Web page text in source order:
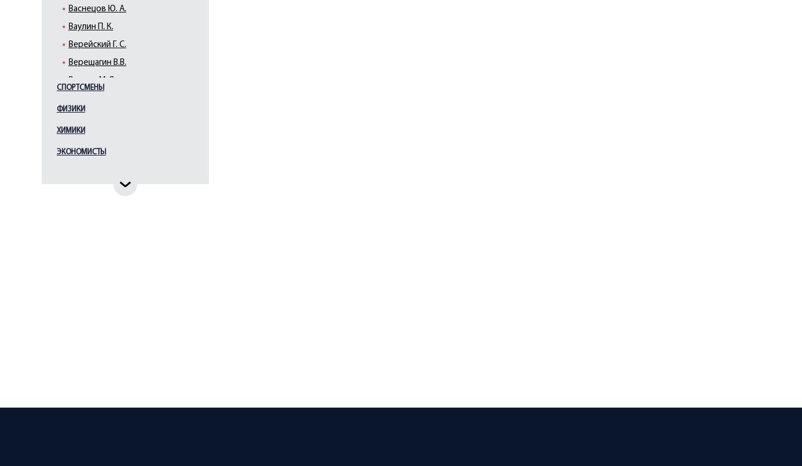
Васнецов Ю. А.
Ваулин П. К.
Верейский Г. С.
Верещагин В.В.
Галактионов С. Ф.
Гауш А. Ф.
Гоголев К.А.
СПОРТСМЕНЫ
ФИЗИКИ
ХИМИКИ
ЭКОНОМИСТЫ